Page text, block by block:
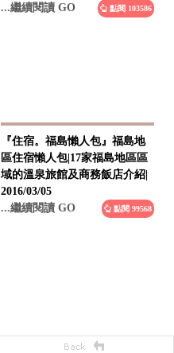
...繼續閱讀 GO
點閱 103586
『住宿。福島懶人包』福島地
區住宿懶人包|17家福島地區區
域的溫泉旅館及商務飯店介紹|
2016/03/05
...繼續閱讀 GO
點閱 99568